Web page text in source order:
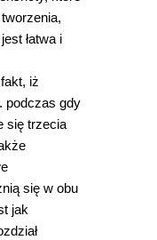
łatwa i
iż
podczas gdy
się trzecia
się w obu
jak